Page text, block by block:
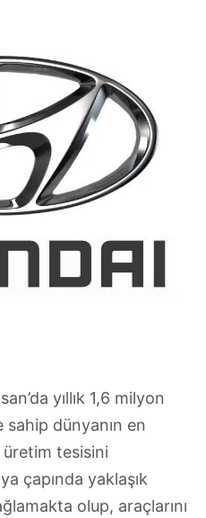
yıllık 1,6 milyon
dünyanın en
tesisini
çapında yaklaşık
olup, araçlarını